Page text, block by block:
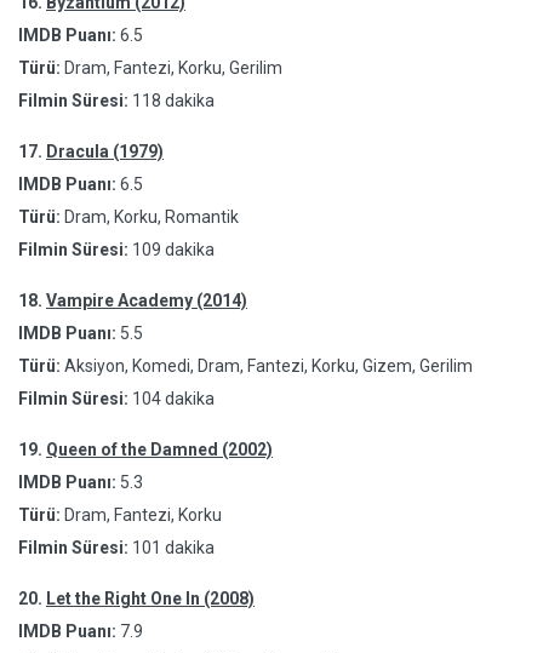
IMDB Puanı: 6.5
Türü: Dram, Fantezi, Korku, Gerilim
Filmin Süresi: 118 dakika
17. Dracula (1979)
IMDB Puanı: 6.5
Türü: Dram, Korku, Romantik
Filmin Süresi: 109 dakika
18. Vampire Academy (2014)
IMDB Puanı: 5.5
Türü: Aksiyon, Komedi, Dram, Fantezi, Korku, Gizem, Gerilim
Filmin Süresi: 104 dakika
19. Queen of the Damned (2002)
IMDB Puanı: 5.3
Türü: Dram, Fantezi, Korku
Filmin Süresi: 101 dakika
20. Let the Right One In (2008)
IMDB Puanı: 7.9